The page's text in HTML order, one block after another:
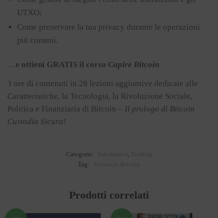
UTXO;
Come preservare la tua privacy durante le operazioni
più comuni.
…e ottieni GRATIS il corso Capire Bitcoin
3 ore di contenuti in 28 lezioni aggiuntive dedicate alle
Caratteristiche, la Tecnologia, la Rivoluzione Sociale,
Politica e Finanziaria di Bitcoin – Il prologo di Bitcoin
Custodia Sicura!
Categorie: ,
Tag:
Prodotti correlati